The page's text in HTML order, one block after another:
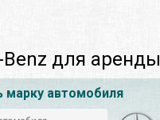
для аренды
марку автомобиля